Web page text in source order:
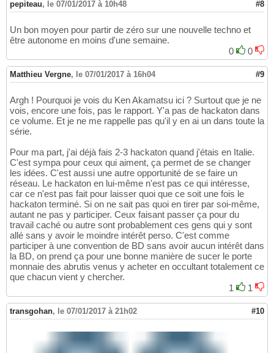
pepiteau, le 07/01/2017 à 10h48 #8
Un bon moyen pour partir de zéro sur une nouvelle techno et
être autonome en moins d'une semaine.
0
0
Matthieu Vergne, le 07/01/2017 à 16h04 #9
Argh ! Pourquoi je vois du Ken Akamatsu ici ? Surtout que je ne
vois, encore une fois, pas le rapport. Y'a pas de hackaton dans
ce volume. Et je ne me rappelle pas qu'il y en ai un dans toute la
série.
Pour ma part, j'ai déjà fais 2-3 hackaton quand j'étais en Italie.
C'est sympa pour ceux qui aiment, ça permet de se changer
les idées. C'est aussi une autre opportunité de se faire un
réseau. Le hackaton en lui-même n'est pas ce qui intéresse,
car ce n'est pas fait pour laisser quoi que ce soit une fois le
hackaton terminé. Si on ne sait pas quoi en tirer par soi-même,
autant ne pas y participer. Ceux faisant passer ça pour du
travail caché ou autre sont probablement ces gens qui y sont
allé sans y avoir le moindre intérêt perso. C'est comme
participer à une convention de BD sans avoir aucun intérêt dans
la BD, on prend ça pour une bonne manière de sucer le porte
monnaie des abrutis venus y acheter en occultant totalement ce
que chacun vient y chercher.
1
1
transgohan, le 07/01/2017 à 21h02 #10